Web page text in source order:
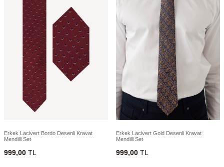
Erkek Lacivert Bordo Desenli Kravat
Mendilli Set
999,00 TL
Erkek Lacivert Gold Desenli Kravat
Mendilli Set
999,00 TL